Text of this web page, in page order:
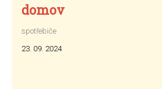
domov
spotřebiče
23. 09. 2024